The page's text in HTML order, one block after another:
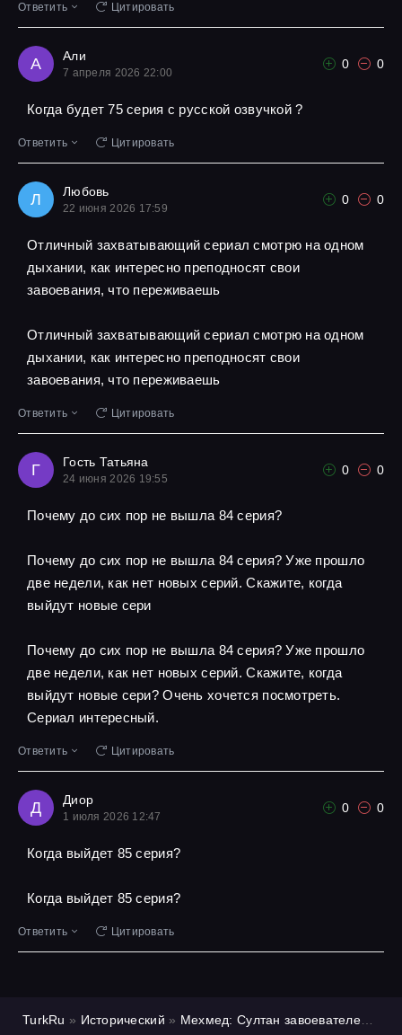
Ответить Цитировать
А Али
7 апреля 2026 22:00
0 0
Когда будет 75 серия с русской озвучкой ?
Ответить Цитировать
Л Любовь
22 июня 2026 17:59
0 0
Отличный захватывающий сериал смотрю на одном
дыхании, как интересно преподносят свои
завоевания, что переживаешь
Отличный захватывающий сериал смотрю на одном
дыхании, как интересно преподносят свои
завоевания, что переживаешь
Ответить Цитировать
Г Гость Татьяна
24 июня 2026 19:55
0 0
Почему до сих пор не вышла 84 серия?
Почему до сих пор не вышла 84 серия? Уже прошло
две недели, как нет новых серий. Скажите, когда
выйдут новые сери
Почему до сих пор не вышла 84 серия? Уже прошло
две недели, как нет новых серий. Скажите, когда
выйдут новые сери? Очень хочется посмотреть.
Сериал интересный.
Ответить Цитировать
Д Диор
1 июля 2026 12:47
0 0
Когда выйдет 85 серия?
Когда выйдет 85 серия?
Ответить Цитировать
TurkRu » Исторический » Мехмед: Султан завоевателей